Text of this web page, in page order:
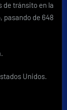
de tránsito en la
pasando de 648
Unidos.